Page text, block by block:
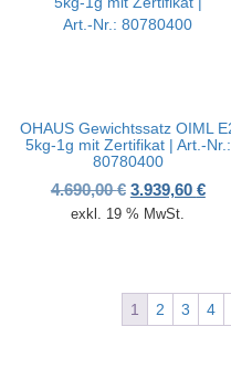
OHAUS Gewichtssatz OIML
5kg-1g mit Zertifikat | Art.-Nr.:
80780400
4.690,00€ 3.939,60 €
exkl. 19 % MwSt.
1 2 3 4